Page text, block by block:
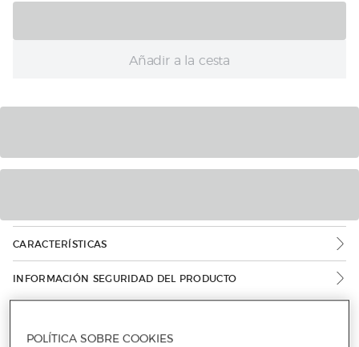
Añadir a la cesta
CARACTERÍSTICAS
INFORMACIÓN SEGURIDAD DEL PRODUCTO
POLÍTICA SOBRE COOKIES